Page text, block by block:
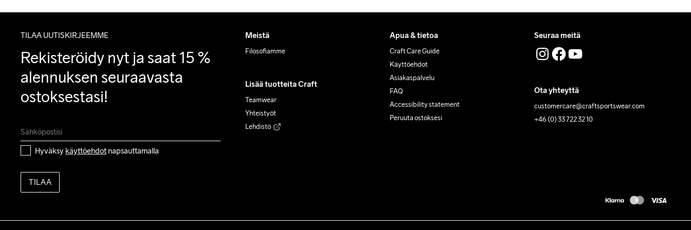
TILAA UUTISKIRJEEMME
Rekisteröidy nyt ja saat 15 %
alennuksen seuraavasta
ostoksestasi!
Hyväksy käyttöehdot napsauttamalla
TILAA
Meistä
Filosofiamme
Lisää tuotteita Craft
Teamwear
Yhteistyöt
Lehdistö
Apua & tietoa
Craft Care Guide
Käyttöehdot
Asiakaspalvelu
FAQ
Accessibility statement
Peruuta ostoksesi
Seuraa meitä
Ota yhteyttä
customercare@craftsportswear.com
+46 (0) 33 722 32 10